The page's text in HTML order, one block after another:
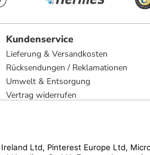
Kundenservice
Lieferung & Versandkosten
Rücksendungen / Reklamationen
Umwelt & Entsorgung
Vertrag widerrufen